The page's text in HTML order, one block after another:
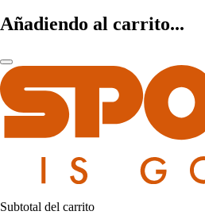
Añadiendo al carrito...
Subtotal del carrito